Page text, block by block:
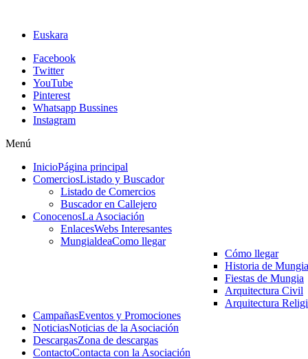
Euskara
Facebook
Twitter
YouTube
Pinterest
Whatsapp Bussines
Instagram
Menú
InicioPágina principal
ComerciosListado y Buscador
Listado de Comercios
Buscador en Callejero
ConocenosLa Asociación
EnlacesWebs Interesantes
MungialdeaComo llegar
Cómo llegar
Historia de Mungia
Fiestas de Mungia
Arquitectura Civil
Arquitectura
CampañasEventos y Promociones
NoticiasNoticias de la Asociación
DescargasZona de descargas
ContactoContacta con la Asociación